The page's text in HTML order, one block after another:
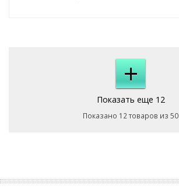
+
Показать еще 12
Показано 12 товаров из 50